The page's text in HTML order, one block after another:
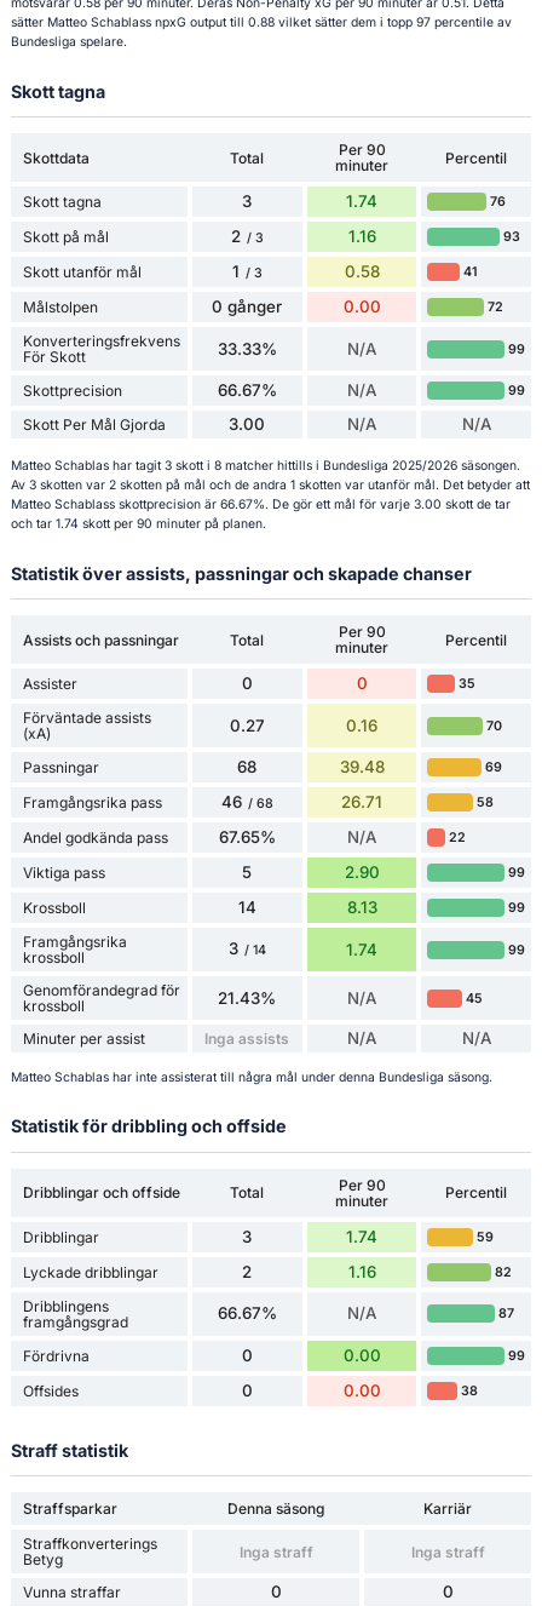
sätter Matteo Schablass npxG output till 0.88 vilket sätter dem i topp 97 percentile av
Bundesliga spelare.
Skott tagna
Skottdata Total
Per 90
minuter
Percentil
Skott tagna 3 1.74 76
Skott på mål 2 / 3 1.16 93
Skott utanför mål 1 / 3 0.58 41
Målstolpen 0 gånger 0.00 72
Konverteringsfrekvens
För Skott
33.33% N/A 99
Skottprecision 66.67% N/A 99
Skott Per Mål Gjorda 3.00 N/A N/A
Matteo Schablas har tagit 3 skott i 8 matcher hittills i Bundesliga 2025/2026 säsongen.
Av 3 skotten var 2 skotten på mål och de andra 1 skotten var utanför mål. Det betyder att
Matteo Schablass skottprecision är 66.67%. De gör ett mål för varje 3.00 skott de tar
och tar 1.74 skott per 90 minuter på planen.
Statistik över assists, passningar och skapade chanser
Assists och passningar Total
Per 90
minuter
Percentil
Assister 0 0 35
Förväntade assists
(xA)
0.27 0.16 70
Passningar 68 39.48 69
Framgångsrika pass 46 / 68 26.71 58
Andel godkända pass 67.65% N/A 22
Viktiga pass 5 2.90 99
Krossboll 14 8.13 99
Framgångsrika
krossboll
3 / 14 1.74 99
Genomförandegrad för
krossboll
21.43% N/A 45
Minuter per assist Inga assists N/A N/A
Matteo Schablas har inte assisterat till några mål under denna Bundesliga säsong.
Statistik för dribbling och offside
Dribblingar och offside Total
Per 90
minuter
Percentil
Dribblingar 3 1.74 59
Lyckade dribblingar 2 1.16 82
Dribblingens
framgångsgrad
66.67% N/A 87
Fördrivna 0 0.00 99
Offsides 0 0.00 38
Straff statistik
Straffsparkar Denna säsong
Karriär
Straffkonverterings
Betyg
Inga straff Inga straff
Vunna straffar 0 0